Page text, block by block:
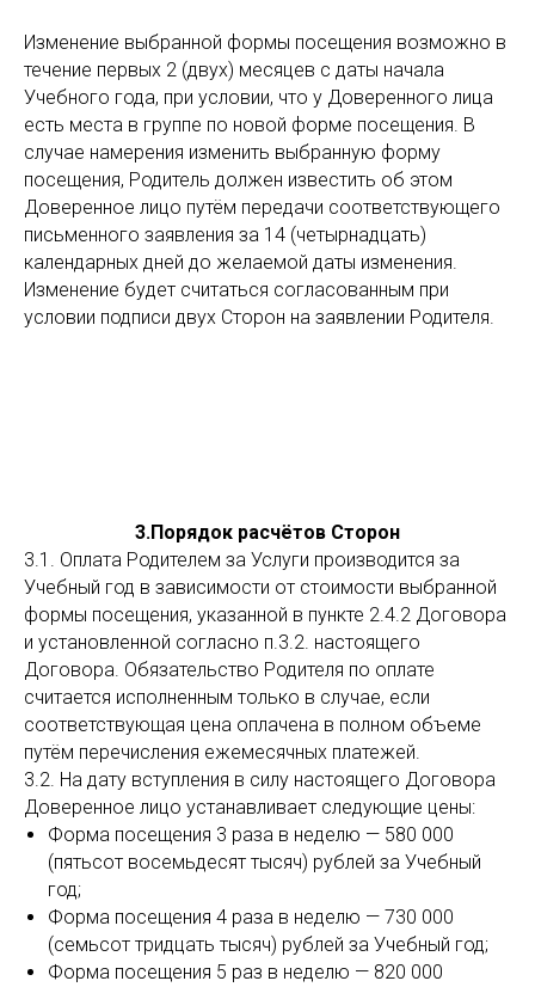
Изменение выбранной формы посещения возможно в
течение первых 2 (двух) месяцев с даты начала
Учебного года, при условии, что у Доверенного лица
есть места в группе по новой форме посещения. В
случае намерения изменить выбранную форму
посещения, Родитель должен известить об этом
Доверенное лицо путём передачи соответствующего
письменного заявления за 14 (четырнадцать)
календарных дней до желаемой даты изменения.
Изменение будет считаться согласованным при
условии подписи двух Сторон на заявлении Родителя.
3.Порядок расчётов Сторон
3.1. Оплата Родителем за Услуги производится за
Учебный год в зависимости от стоимости выбранной
формы посещения, указанной в пункте 2.4.2 Договора
и установленной согласно п.3.2. настоящего
Договора. Обязательство Родителя по оплате
считается исполненным только в случае, если
соответствующая цена оплачена в полном объеме
путём перечисления ежемесячных платежей.
3.2. На дату вступления в силу настоящего Договора
Доверенное лицо устанавливает следующие цены:
Форма посещения 3 раза в неделю — 580 000
(пятьсот восемьдесят тысяч) рублей за Учебный
год;
Форма посещения 4 раза в неделю — 730 000
(семьсот тридцать тысяч) рублей за Учебный год;
Форма посещения 5 раз в неделю — 820 000